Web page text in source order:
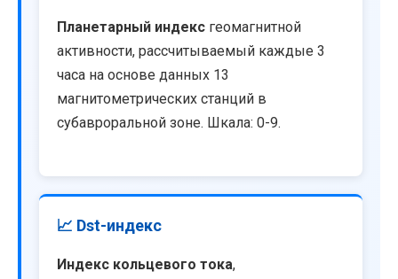
Планетарный индекс геомагнитной
активности, рассчитываемый каждые 3
часа на основе данных 13
магнитометрических станций в
субавроральной зоне. Шкала: 0-9.
📈 Dst-индекс
Индекс кольцевого тока,